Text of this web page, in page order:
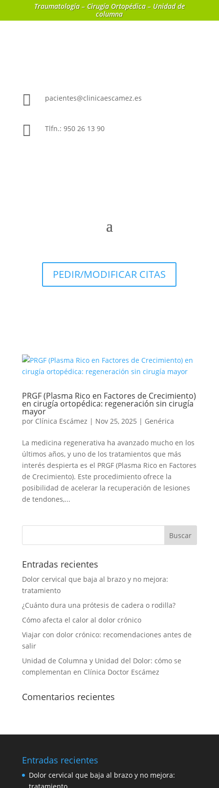
Traumatología – Cirugía Ortopédica – Unidad de
columna
 pacientes@clinicaescamez.es
 Tlfn.: 950 26 13 90
PEDIR/MODIFICAR CITAS
PRGF (Plasma Rico en Factores de Crecimiento)
en cirugía ortopédica: regeneración sin cirugía
mayor
por Clínica Escámez | Nov 25, 2025 | Genérica
La medicina regenerativa ha avanzado mucho en los
últimos años, y uno de los tratamientos que más
interés despierta es el PRGF (Plasma Rico en Factores
de Crecimiento). Este procedimiento ofrece la
posibilidad de acelerar la recuperación de lesiones
de tendones,...
Entradas recientes
Dolor cervical que baja al brazo y no mejora:
tratamiento
¿Cuánto dura una prótesis de cadera o rodilla?
Cómo afecta el calor al dolor crónico
Viajar con dolor crónico: recomendaciones antes de
salir
Unidad de Columna y Unidad del Dolor: cómo se
complementan en Clínica Doctor Escámez
Comentarios recientes
Entradas recientes
Dolor cervical que baja al brazo y no mejora: